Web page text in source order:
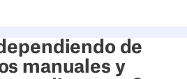
de
manuales y